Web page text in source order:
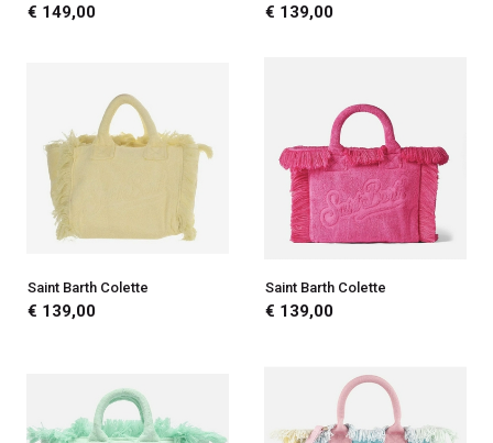
€ 149,00 € 139,00
Saint Barth Colette
€ 139,00
Saint Barth Colette
€ 139,00